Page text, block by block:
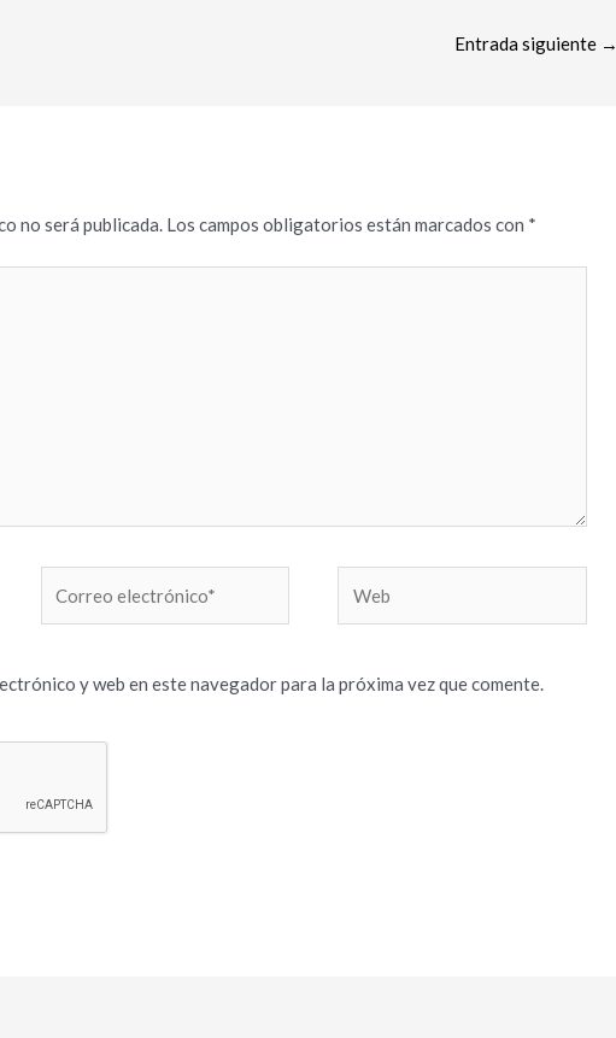
Entrada siguiente
no será publicada. Los campos obligatorios están marcados con *
electrónico*
y web en este navegador para la próxima vez que comente.